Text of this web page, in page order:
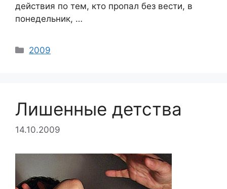
действия по тем, кто пропал без вести, в
понедельник, …
Categories
2009
Лишенные детства
14.10.2009